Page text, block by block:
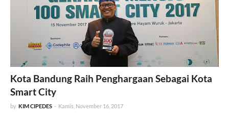
Kota Bandung Raih Penghargaan Sebagai Kota
Smart City
by KIM CIPEDES - Kamis, November 16, 2017